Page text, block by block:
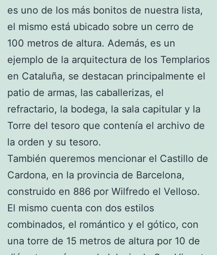
es uno de los más bonitos de nuestra lista,
el mismo está ubicado sobre un cerro de
100 metros de altura. Además, es un
ejemplo de la arquitectura de los Templarios
en Cataluña, se destacan principalmente el
patio de armas, las caballerizas, el
refractario, la bodega, la sala capitular y la
Torre del tesoro que contenía el archivo de
la orden y su tesoro.
También queremos mencionar el Castillo de
Cardona, en la provincia de Barcelona,
construido en 886 por Wilfredo el Velloso.
El mismo cuenta con dos estilos
combinados, el romántico y el gótico, con
una torre de 15 metros de altura por 10 de